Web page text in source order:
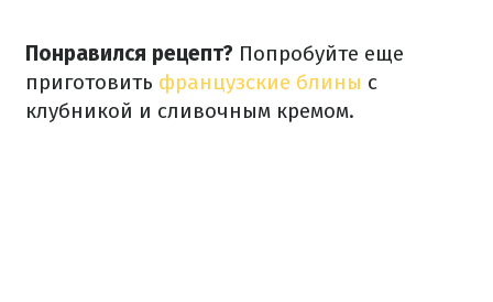
Понравился рецепт? Попробуйте еще
приготовить французские блины с
клубникой и сливочным кремом.